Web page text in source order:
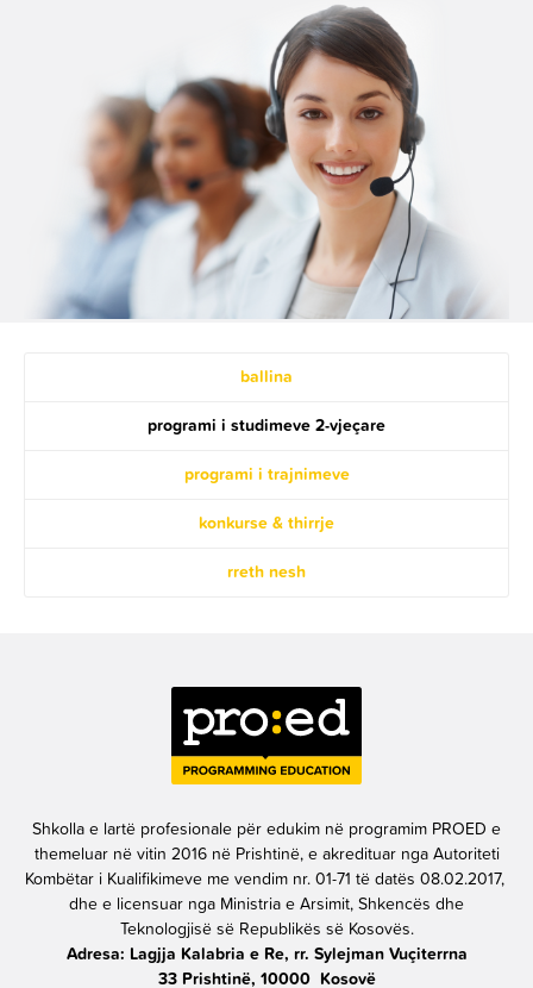
ballina
programi i studimeve 2-vjeçare
programi i trajnimeve
konkurse & thirrje
rreth nesh
Shkolla e lartë profesionale për edukim në programim PROED e
themeluar në vitin 2016 në Prishtinë, e akredituar nga Autoriteti
Kombëtar i Kualifikimeve me vendim nr. 01-71 të datës 08.02.2017,
dhe e licensuar nga Ministria e Arsimit, Shkencës dhe
Teknologjisë së Republikës së Kosovës.
Adresa: Lagjja Kalabria e Re, rr. Sylejman Vuçiterrna
33 Prishtinë, 10000 Kosovë